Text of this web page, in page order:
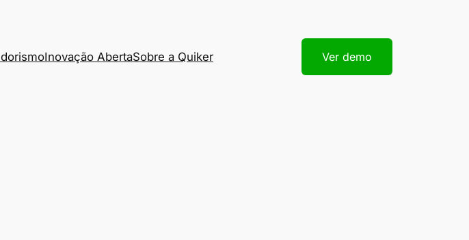
Inovação AbertaSobre a Quiker Ver demo